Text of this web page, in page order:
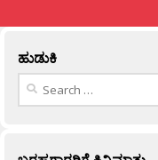
ಹುಡುಕಿ
Search